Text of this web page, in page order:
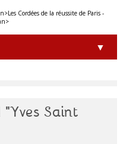
"Yves Saint